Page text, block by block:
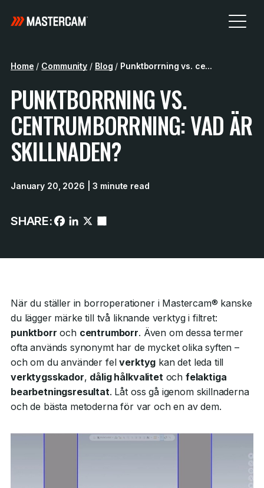
Home / Community / Blog / Punktborrning vs. ce...
PUNKTBORRNING VS.
CENTRUMBORRNING: VAD ÄR
SKILLNADEN?
January 20, 2026 | 3 minute read
SHARE:
När du ställer in borroperationer i Mastercam® kanske
du lägger märke till två liknande verktyg i filtret:
punktborr och centrumborr. Även om dessa termer
ofta används synonymt har de mycket olika syften –
och om du använder felverktyg kan det leda till
verktygsskador, dålig hålkvalitetoch felaktiga
bearbetningsresultat. Låt oss gå igenom skillnaderna
och de bästa metoderna för var och en av dem.